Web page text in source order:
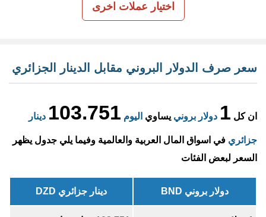
اختيار عملات اخرى
سعر صرف الدولار البروني مقابل الدينار الجزائري
ان كل 1 دولار بروني يساوي اليوم 103.751 دينار
جزائري في اسواق المال العربية والعالمية وفيما يلي جدول يظهر
السعر لبعض الفئات
دولار بروني BND دينار جزائري DZD